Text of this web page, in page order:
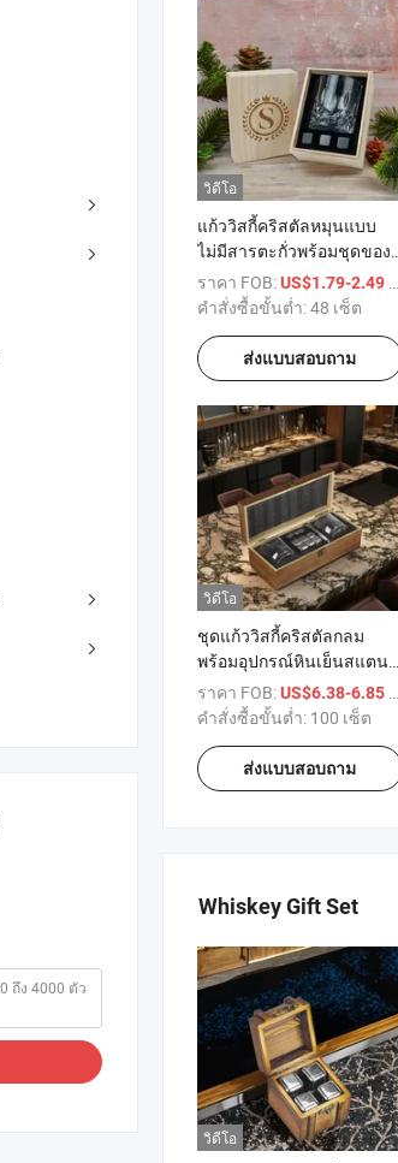
วิดีโอ
แก้ววิสกี้คริสตัลหมุนแบบ
ไม่มีสารตะกั่วพร้อมชุดของ
ขวัญหิน
ราคา FOB:US$1.79-2.49
คำสั่งซื้อขั้นต่ำ:48 เซ็ต
ส่งแบบสอบถาม
วิดีโอ
ชุดแก้ววิสกี้คริสตัลกลม
พร้อมอุปกรณ์หินเย็นสแตน
เลส ของที่ระลึกวิสกี้ชุดของ
ขวัญสำหรับผู้ชาย
ราคา FOB:US$6.38-6.85
คำสั่งซื้อขั้นต่ำ: 100 เซ็ต
ส่งแบบสอบถาม
Whiskey Gift Set
วิดีโอ